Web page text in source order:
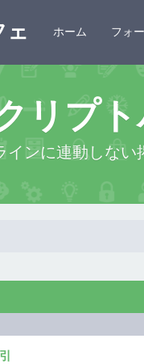
ェ ホーム フォ
リプ
インに連動しな